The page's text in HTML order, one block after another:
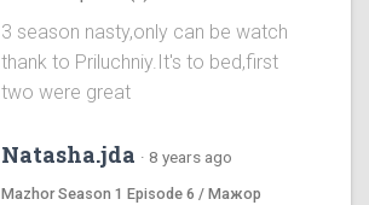
3 season nasty,only can be watch
thank to Priluchniy.It's to bed,first
two were great
Natasha.jda · 8 years ago
Mazhor Season 1 Episode 6 / Мажор